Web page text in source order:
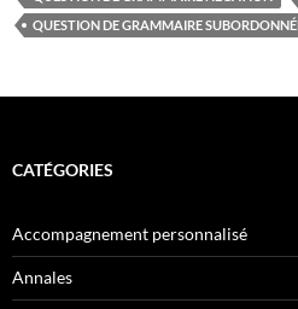
QUESTION DE GRAMMAIRE
CATÉGORIES
Accompagnement personnalisé
Annales